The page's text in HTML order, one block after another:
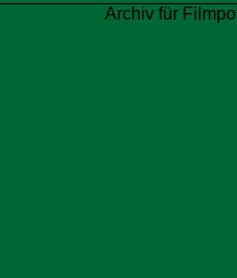
Archiv für